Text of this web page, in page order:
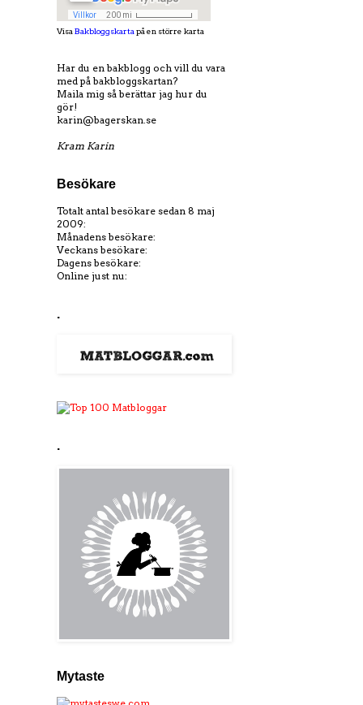
Visa Bakbloggskarta på en större karta
Har du en bakblogg och vill du vara
med på bakbloggskartan?
Maila mig så berättar jag hur du
gör!
karin@bagerskan.se
Kram Karin
Besökare
Totalt antal besökare sedan 8 maj
2009:
Månadens besökare:
Veckans besökare:
Dagens besökare:
Online just nu:
.
.
Mytaste